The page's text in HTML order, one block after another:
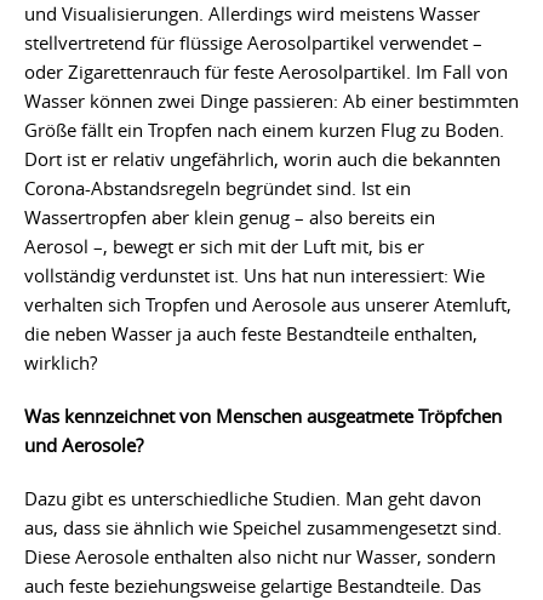
und Visualisierungen. Allerdings wird meistens Wasser
stellvertretend für flüssige Aerosolpartikel verwendet –
oder Zigarettenrauch für feste Aerosolpartikel. Im Fall von
Wasser können zwei Dinge passieren: Ab einer bestimmten
Größe fällt ein Tropfen nach einem kurzen Flug zu Boden.
Dort ist er relativ ungefährlich, worin auch die bekannten
Corona-Abstandsregeln begründet sind. Ist ein
Wassertropfen aber klein genug – also bereits ein
Aerosol –, bewegt er sich mit der Luft mit, bis er
vollständig verdunstet ist. Uns hat nun interessiert: Wie
verhalten sich Tropfen und Aerosole aus unserer Atemluft,
die neben Wasser ja auch feste Bestandteile enthalten,
wirklich?
Was kennzeichnet von Menschen ausgeatmete Tröpfchen
und Aerosole?
Dazu gibt es unterschiedliche Studien. Man geht davon
aus, dass sie ähnlich wie Speichel zusammengesetzt sind.
Diese Aerosole enthalten also nicht nur Wasser, sondern
auch feste beziehungsweise gelartige Bestandteile. Das